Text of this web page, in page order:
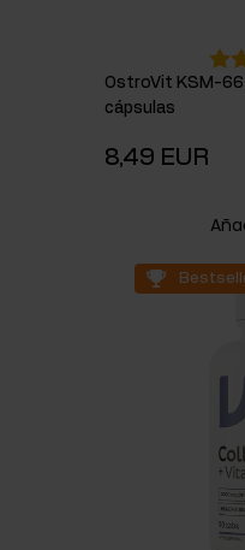
OstroVit KSM-66
cápsulas
8,49 EUR